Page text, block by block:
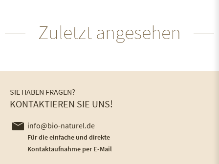
Zuletzt angesehen
SIE HABEN FRAGEN?
KONTAKTIEREN SIE UNS!
info@bio-naturel.de
Für die einfache und direkte
Kontaktaufnahme per E-Mail